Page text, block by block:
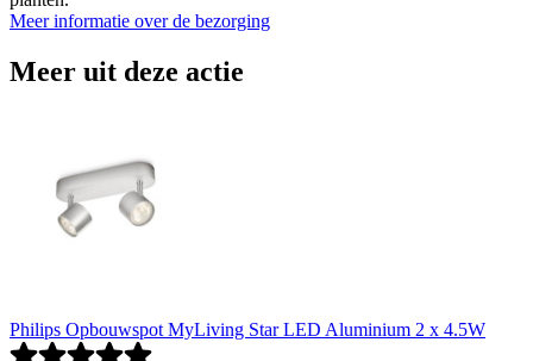
Meer informatie over de bezorging
Meer uit deze actie
Philips Opbouwspot MyLiving Star LED Aluminium 2 x 4.5W